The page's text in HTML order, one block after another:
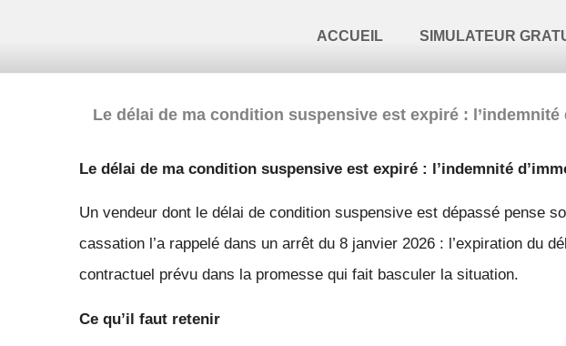
ACCUEIL SIMULATEUR
Le délai de ma condition suspensive est expiré :
Le délai de ma condition suspensive est expiré : l’indemnité
Un vendeur dont le délai de condition suspensive est dépassé pense
cassation l’a rappelé dans un arrêt du 8 janvier 2026 : l’expiration du
contractuel prévu dans la promesse qui fait basculer la situation.
Ce qu’il faut retenir